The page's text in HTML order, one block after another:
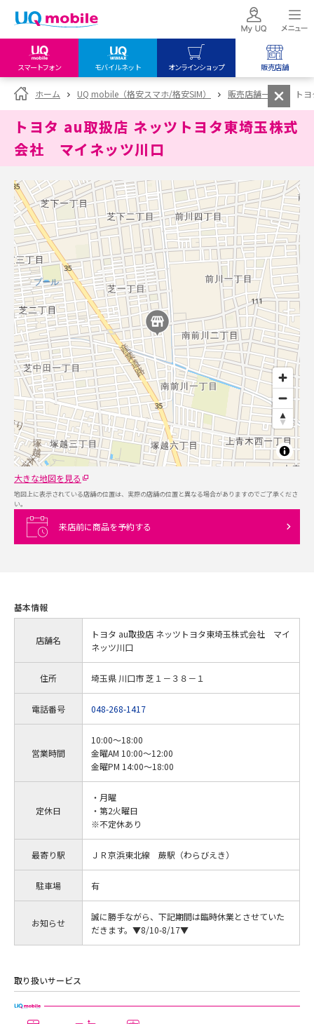
スマートフォン モバイルネット オンラインショップ 販売店舗
my UQ WiMAX
UQ WiMAX ご契約の方
My UQ mobile
UQ mobile ご契約の方
UQ mobile
データチャージサイト
UQ mobile
オンラインショップ
UQ WiMAX
オンラインショップ
UQ mobile
販売店舗
UQ WiMAX
販売店舗
ホーム UQ mobile（格安スマホ/格安SIM） 販売店舗一覧 ト
トヨタ au取扱店 ネッツトヨタ東埼玉株式
会社 マイネッツ川口
大きな地図を見る
地図上に表示されている店舗の位置は、実際の店舗の位置と異なる場合がありますのでご了承くださ
い。
来店前に商品を予約する
基本情報
店舗名
トヨタ au取扱店 ネッツトヨタ東埼玉株式会社 マイ
ネッツ川口
住所 埼玉県 川口市 芝１－３８－１
電話番号 048-268-1417
営業時間
10:00～18:00
金曜AM 10:00～12:00
金曜PM 14:00～18:00
定休日
・月曜
・第2火曜日
※不定休あり
最寄り駅 ＪＲ京浜東北線 蕨駅（わらびえき）
駐車場 有
お知らせ
誠に勝手ながら、下記期間は臨時休業とさせていた
だきます。▼8/10-8/17▼
取り扱いサービス